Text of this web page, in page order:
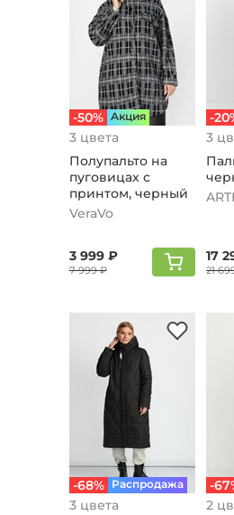
-50% Aкция
3 цвета
Полупальто на
пуговицах с
принтом, черный
VeraVo
3 999 ₽
7 999 ₽
-
3
17
21
-68% Распродажа
3 цвета
-
2